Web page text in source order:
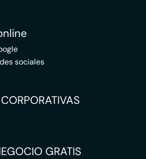
sociales
GRATIS